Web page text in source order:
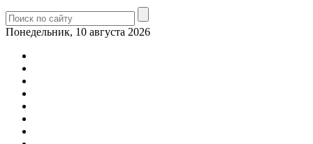
Понедельник, 10 августа 2026